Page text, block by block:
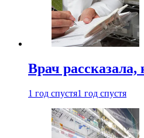
Врач рассказала,
1 год спустя1 год спустя